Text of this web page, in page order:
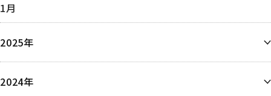
1月
2025年
11月
2024年